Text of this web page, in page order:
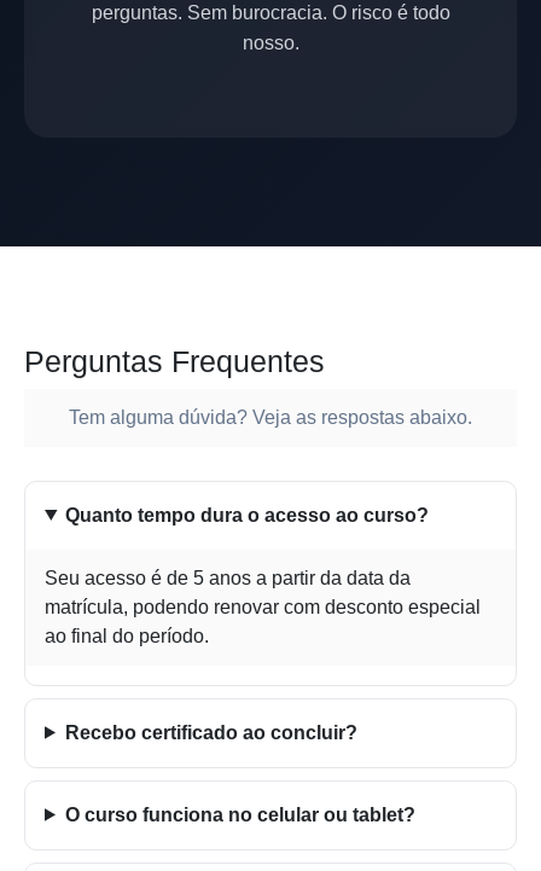
perguntas. Sem burocracia. O risco é todo
nosso.
Perguntas Frequentes
Tem alguma dúvida? Veja as respostas abaixo.
Quanto tempo dura o acesso ao curso?
Seu acesso é de 5 anos a partir da data da
matrícula, podendo renovar com desconto especial
ao final do período.
Recebo certificado ao concluir?
O curso funciona no celular ou tablet?